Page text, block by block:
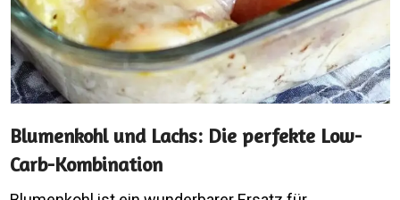
Blumenkohl und Lachs: Die perfekte Low-
Carb-Kombination